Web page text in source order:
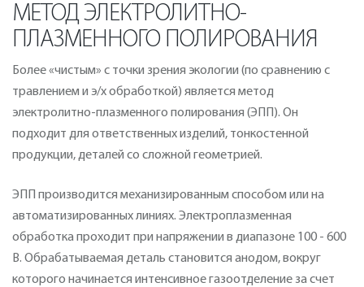
МЕТОД ЭЛЕКТРОЛИТНО-
ПЛАЗМЕННОГО ПОЛИРОВАНИЯ
Более «чистым» с точки зрения экологии (по сравнению с
травлением и э/х обработкой) является метод
электролитно-плазменного полирования (ЭПП). Он
подходит для ответственных изделий, тонкостенной
продукции, деталей со сложной геометрией.
ЭПП производится механизированным способом или на
автоматизированных линиях. Электроплазменная
обработка проходит при напряжении в диапазоне 100 - 600
В. Обрабатываемая деталь становится анодом, вокруг
которого начинается интенсивное газоотделение за счет